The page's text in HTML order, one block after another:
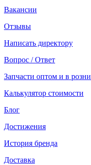
Вакансии
Отзывы
Написать директору
Вопрос / Ответ
Запчасти оптом и в
Калькулятор стоимости
Блог
Достижения
История бренда
Доставка